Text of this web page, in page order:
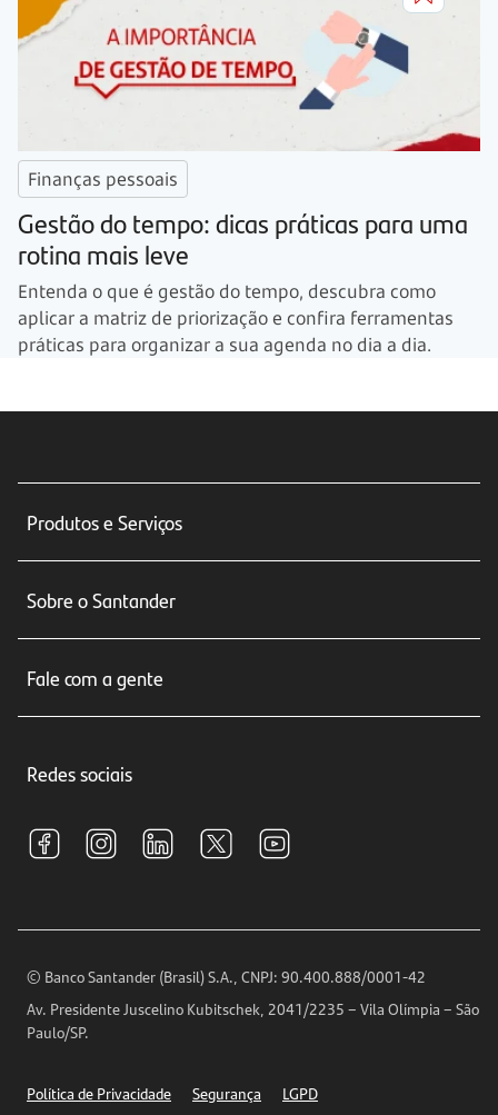
Finanças pessoais
Gestão do tempo: dicas práticas para uma
rotina mais leve
Entenda o que é gestão do tempo, descubra como
aplicar a matriz de priorização e confira ferramentas
práticas para organizar a sua agenda no dia a dia.
Produtos e Serviços
Seguros
Crédito e Financiamentos
Investimentos
Sobre o Santander
Relações com Investidores
Fale com a gente
Central de Renegociação
S.A.C
Encontre nossas agências
Horários de Atendimento
Telefones
Redes sociais
© Banco Santander (Brasil) S.A., CNPJ: 90.400.888/0001-42
Av. Presidente Juscelino Kubitschek, 2041/2235 – Vila Olímpia – São
Paulo/SP.
Política de Privacidade Segurança LGPD